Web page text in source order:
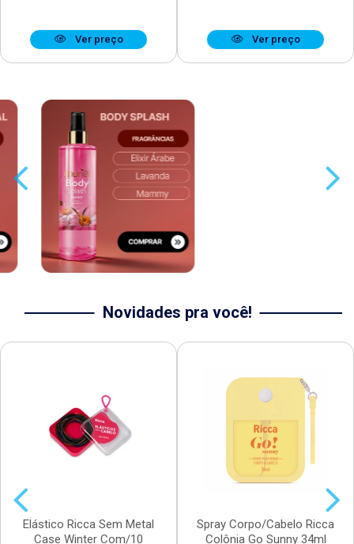
Ver preço Ver preço
Novidades pra você!
Elástico Ricca Sem Metal
Case Winter Com/10
Spray Corpo/Cabelo Ricca
Colônia Go Sunny 34ml